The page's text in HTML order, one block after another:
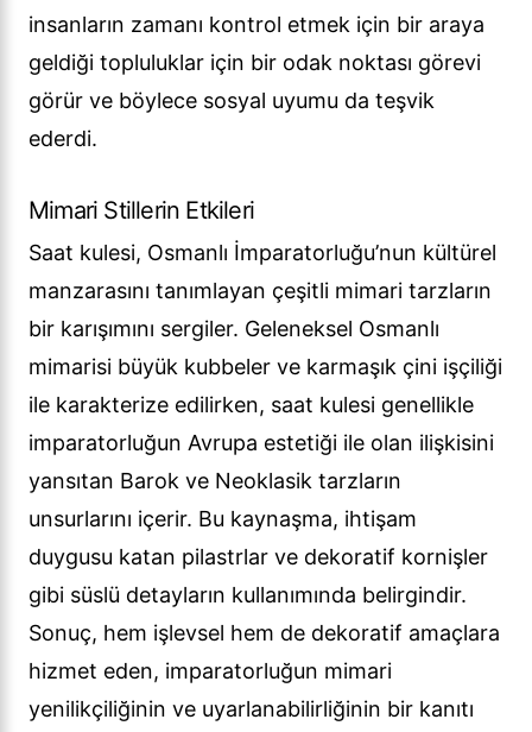
insanların zamanı kontrol etmek için bir araya
geldiği topluluklar için bir odak noktası görevi
görür ve böylece sosyal uyumu da teşvik
ederdi.
Mimari Stillerin Etkileri
Saat kulesi, Osmanlı İmparatorluğu’nun kültürel
manzarasını tanımlayan çeşitli mimari tarzların
bir karışımını sergiler. Geleneksel Osmanlı
mimarisi büyük kubbeler ve karmaşık çini işçiliği
ile karakterize edilirken, saat kulesi genellikle
imparatorluğun Avrupa estetiği ile olan ilişkisini
yansıtan Barok ve Neoklasik tarzların
unsurlarını içerir. Bu kaynaşma, ihtişam
duygusu katan pilastrlar ve dekoratif kornişler
gibi süslü detayların kullanımında belirgindir.
Sonuç, hem işlevsel hem de dekoratif amaçlara
hizmet eden, imparatorluğun mimari
yenilikçiliğinin ve uyarlanabilirliğinin bir kanıtı